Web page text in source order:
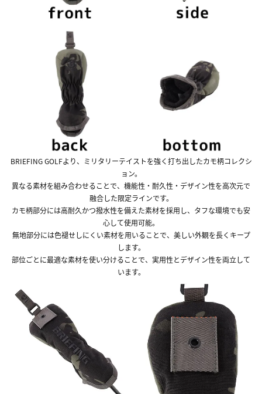
BRIEFING GOLFより、ミリタリーテイストを強く打ち出したカモ柄コレクシ
ョン。
異なる素材を組み合わせることで、機能性・耐久性・デザイン性を高次元で
融合した限定ラインです。
カモ柄部分には高耐久かつ撥水性を備えた素材を採用し、タフな環境でも安
心して使用可能。
無地部分には色褪せしにくい素材を用いることで、美しい外観を長くキープ
します。
部位ごとに最適な素材を使い分けることで、実用性とデザイン性を両立して
います。